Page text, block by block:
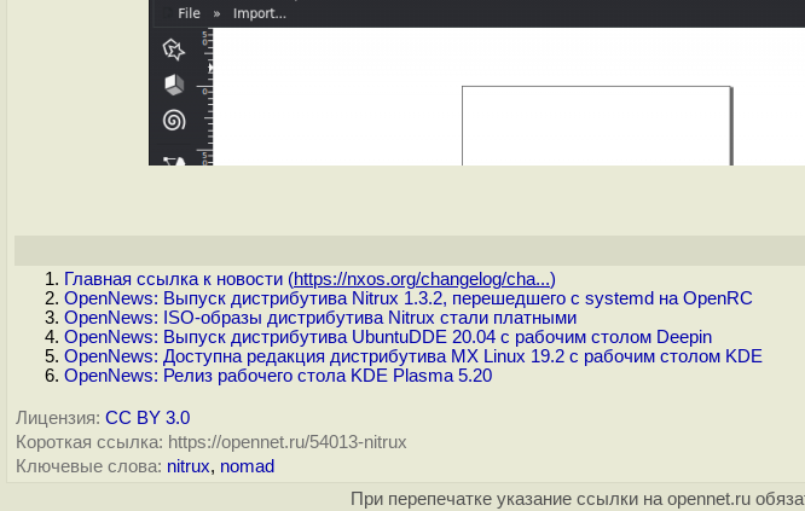
Главная ссылка к новости (https://nxos.org/changelog/cha...)
OpenNews: Выпуск дистрибутива Nitrux 1.3.2, перешедшего с systemd на OpenRC
OpenNews: ISO-образы дистрибутива Nitrux стали платными
OpenNews: Выпуск дистрибутива UbuntuDDE 20.04 с рабочим столом Deepin
OpenNews: Доступна редакция дистрибутива MX Linux 19.2 с рабочим столом KDE
OpenNews: Релиз рабочего стола KDE Plasma 5.20
Лицензия: CC BY 3.0
Короткая ссылка: https://opennet.ru/54013-nitrux
Ключевые слова: nitrux, nomad
При перепечатке указание ссылки на opennet.ru